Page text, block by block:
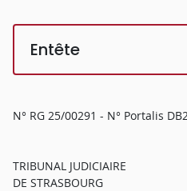
Entête
N° RG 25/00291 - N° Portalis
TRIBUNAL JUDICIAIRE
DE STRASBOURG